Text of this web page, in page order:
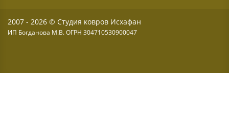
2007 - 2026 © Студия ковров Исхафан
ИП Богданова М.В. ОГРН 304710530900047